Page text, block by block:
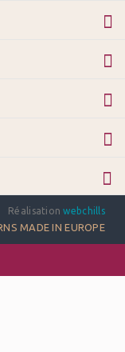
Réalisationwebchills
MADE IN EUROPE